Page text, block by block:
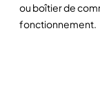
ou boîtier de
fonctionnement.